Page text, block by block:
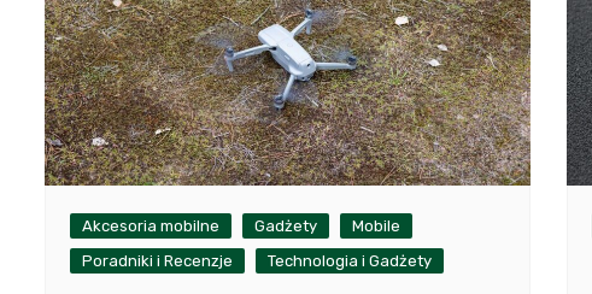
Akcesoria mobilne Gadżety
Mobile
Poradniki i Recenzje
Technologia i Gadżety